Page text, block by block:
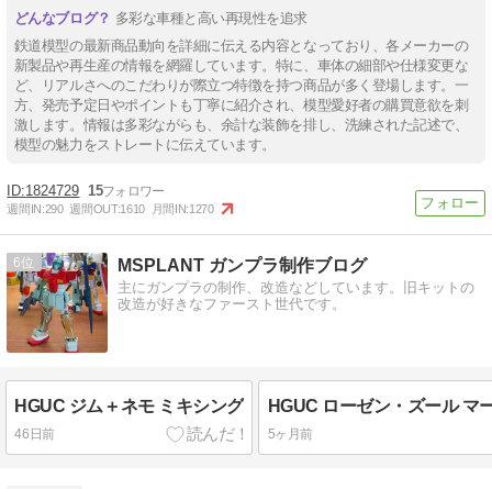
多彩な車種と高い再現性を追求
鉄道模型の最新商品動向を詳細に伝える内容となっており、各メーカーの
新製品や再生産の情報を網羅しています。特に、車体の細部や仕様変更な
ど、リアルさへのこだわりが際立つ特徴を持つ商品が多く登場します。一
方、発売予定日やポイントも丁寧に紹介され、模型愛好者の購買意欲を刺
激します。情報は多彩ながらも、余計な装飾を排し、洗練された記述で、
模型の魅力をストレートに伝えています。
1824729 15
週間IN:290 週間OUT:1610 月間IN:1270
6 MSPLANT ガンプラ制作ブログ
主にガンプラの制作、改造などしています。旧キットの
改造が好きなファースト世代です。
HGUC ジム＋ネモ ミキシング
46日前
HGUC ローゼン・ズール マ
5ヶ月前